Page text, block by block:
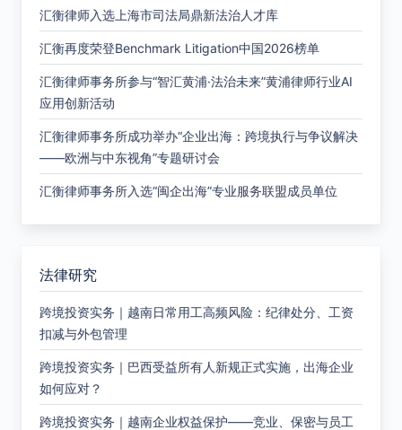
汇衡律师入选上海市司法局鼎新法治人才库
汇衡再度荣登Benchmark Litigation中国2026榜单
汇衡律师事务所参与“智汇黄浦·法治未来”黄浦律师行业AI
应用创新活动
汇衡律师事务所成功举办“企业出海：跨境执行与争议解决
——欧洲与中东视角”专题研讨会
汇衡律师事务所入选“闽企出海”专业服务联盟成员单位
法律研究
跨境投资实务｜越南日常用工高频风险：纪律处分、工资
扣减与外包管理
跨境投资实务｜巴西受益所有人新规正式实施，出海企业
如何应对？
跨境投资实务｜越南企业权益保护——竞业、保密与员工